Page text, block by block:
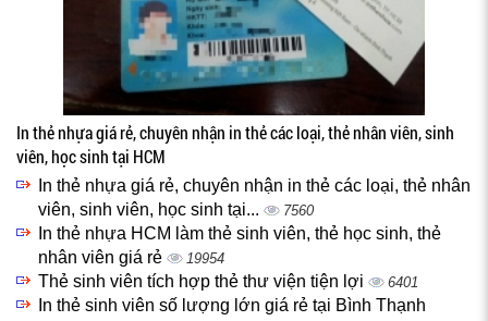
In thẻ nhựa giá rẻ, chuyên nhận in thẻ các loại, thẻ nhân viên, sinh
viên, học sinh tại HCM
In thẻ nhựa giá rẻ, chuyên nhận in thẻ các loại, thẻ nhân
viên, sinh viên, học sinh tại...
7560
In thẻ nhựa HCM làm thẻ sinh viên, thẻ học sinh, thẻ
nhân viên giá rẻ
19954
Thẻ sinh viên tích hợp thẻ thư viện tiện lợi 6401
In thẻ sinh viên số lượng lớn giá rẻ tại Bình Thạnh